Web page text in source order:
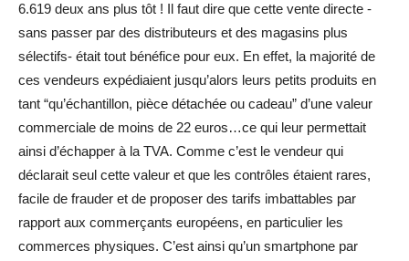
6.619 deux ans plus tôt ! Il faut dire que cette vente directe -
sans passer par des distributeurs et des magasins plus
sélectifs- était tout bénéfice pour eux. En effet, la majorité de
ces vendeurs expédiaient jusqu’alors leurs petits produits en
tant “qu’échantillon, pièce détachée ou cadeau” d’une valeur
commerciale de moins de 22 euros…ce qui leur permettait
ainsi d’échapper à la TVA. Comme c’est le vendeur qui
déclarait seul cette valeur et que les contrôles étaient rares,
facile de frauder et de proposer des tarifs imbattables par
rapport aux commerçants européens, en particulier les
commerces physiques. C’est ainsi qu’un smartphone par